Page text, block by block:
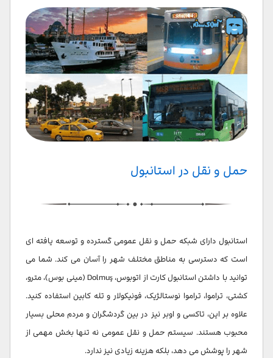
حمل و نقل در استانبول
استانبول دارای شبکه حمل و نقل عمومی گسترده و توسعه یافته ای
است که دسترسی به مناطق مختلف شهر را آسان می کند. شما می
توانید با داشتن استانبول کارت از اتوبوس، Dolmuş (مینی بوس)، مترو،
کشتی، تراموا، تراموا نوستالژیک، فونیکولار و تله کابین استفاده کنید.
علاوه بر این، تاکسی و اوبر نیز در بین گردشگران و مردم محلی بسیار
محبوب هستند. سیستم حمل و نقل عمومی نه تنها بخش مهمی از
شهر را پوشش می دهد، بلکه هزینه زیادی نیز ندارد.